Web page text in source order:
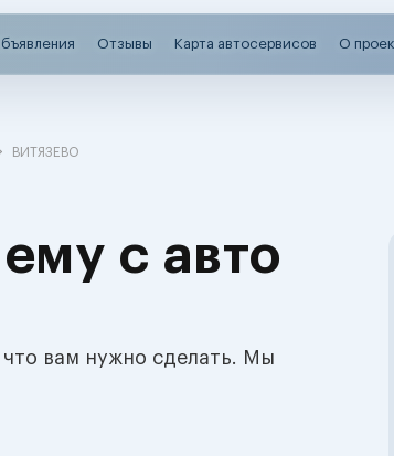
Отзывы Карта автосервисов О
ВИТЯЗЕВО
с авто
вам нужно сделать. Мы